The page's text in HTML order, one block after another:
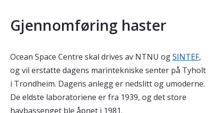
Gjennomføring haster
Ocean Space Centre skal drives av NTNU ogSINTEF,
og vil erstatte dagens marintekniske senter på Tyholt
i Trondheim. Dagens anlegg er nedslitt og umoderne.
De eldste laboratoriene er fra 1939, og det store
havbassenget ble åpnet i 1981.